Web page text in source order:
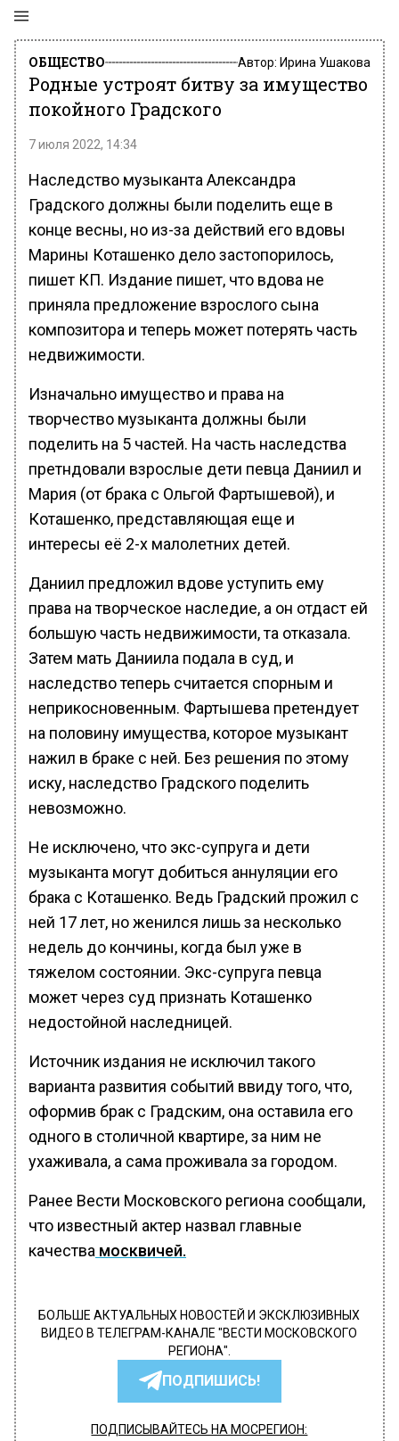
ОБЩЕСТВО Автор: Ирина Ушакова
Родные устроят битву за имущество
покойного Градского
7 июля 2022, 14:34
Наследство музыканта Александра
Градского должны были поделить еще в
конце весны, но из-за действий его вдовы
Марины Коташенко дело застопорилось,
пишет КП. Издание пишет, что вдова не
приняла предложение взрослого сына
композитора и теперь может потерять часть
недвижимости.
Изначально имущество и права на
творчество музыканта должны были
поделить на 5 частей. На часть наследства
претндовали взрослые дети певца Даниил и
Мария (от брака с Ольгой Фартышевой), и
Коташенко, представляющая еще и
интересы её 2-х малолетних детей.
Даниил предложил вдове уступить ему
права на творческое наследие, а он отдаст ей
большую часть недвижимости, та отказала.
Затем мать Даниила подала в суд, и
наследство теперь считается спорным и
неприкосновенным. Фартышева претендует
на половину имущества, которое музыкант
нажил в браке с ней. Без решения по этому
иску, наследство Градского поделить
невозможно.
Не исключено, что экс-супруга и дети
музыканта могут добиться аннуляции его
брака с Коташенко. Ведь Градский прожил с
ней 17 лет, но женился лишь за несколько
недель до кончины, когда был уже в
тяжелом состоянии. Экс-супруга певца
может через суд признать Коташенко
недостойной наследницей.
Источник издания не исключил такого
варианта развития событий ввиду того, что,
оформив брак с Градским, она оставила его
одного в столичной квартире, за ним не
ухаживала, а сама проживала за городом.
Ранее Вести Московского региона сообщали,
что известный актер назвал главные
качества москвичей.
БОЛЬШЕ АКТУАЛЬНЫХ НОВОСТЕЙ И ЭКСКЛЮЗИВНЫХ
ВИДЕО В ТЕЛЕГРАМ-КАНАЛЕ "ВЕСТИ МОСКОВСКОГО
РЕГИОНА".
ПОДПИШИСЬ!
ПОДПИСЫВАЙТЕСЬ НА МОСРЕГИОН: